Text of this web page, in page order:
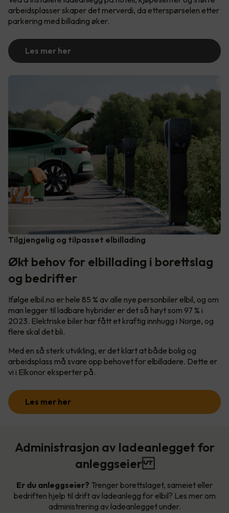
arbeidsplasser skaper det merverdi, da etterspørselen etter
parkering med billading øker.
Les mer her
Tilgjengelig og tilpasset elbillading
Økt behov for elbillading i borettslag
og bedrifter
Ifølge elbil.no er hele 85 % av alle nye personbiler elbil, og om
man legger til ladbare hybrider er det så høyt som 97 % i
2023. Elektriske biler har fått et kraftig innhugg i Norge, og
flere skal det bli.
Med en så sterk utvikling, er det klart at både bolig og
arbeidsplass må svare opp behovet for elbilladere. Dette er
vi i Elkonor eksperter på.
Les mer her
Administrasjon av ladeanlegget for
anleggseier
Er du anleggseier? Trenger borettslaget, sameiet eller
bedriften hjelp til drift av ladeanlegg for elbil? Les mer om
administrering av ladeanlegget under.